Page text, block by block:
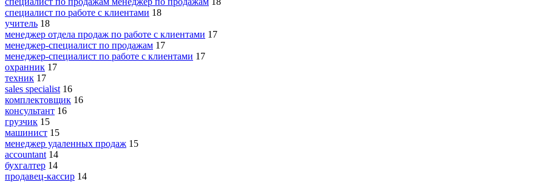
специалист по работе с клиентами 18
учитель 18
менеджер отдела продаж по работе с клиентами 17
менеджер-специалист по продажам 17
менеджер-специалист по работе с клиентами 17
охранник 17
техник 17
sales specialist 16
комплектовщик 16
консультант 16
грузчик 15
машинист 15
менеджер удаленных продаж 15
accountant 14
бухгалтер 14
продавец-кассир 14